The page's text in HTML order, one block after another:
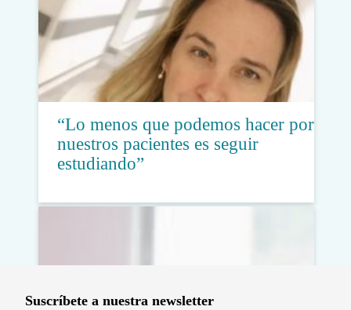
“Lo menos que podemos hacer por
nuestros pacientes es seguir
estudiando”
Suscríbete a nuestra newsletter